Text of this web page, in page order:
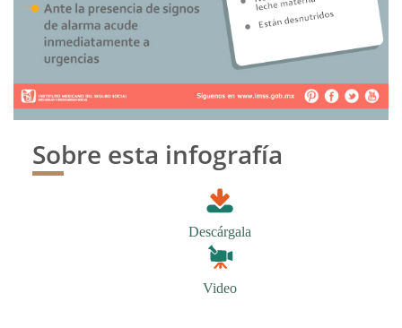
Sobre esta infografía
Descárgala
Video